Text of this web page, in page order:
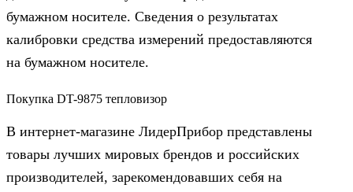
бумажном носителе. Сведения о результатах
калибровки средства измерений предоставляются
на бумажном носителе.
Покупка DT-9875 тепловизор
В интернет-магазине ЛидерПрибор представлены
товары лучших мировых брендов и российских
производителей, зарекомендовавших себя на